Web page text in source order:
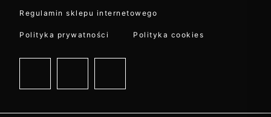
Regulamin sklepu internetowego
Polityka prywatności Polityka cookies